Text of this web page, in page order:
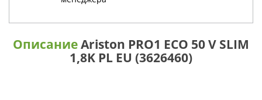
ОписаниеAriston PRO1 ECO 50 V SLIM
1,8K PL EU (3626460)